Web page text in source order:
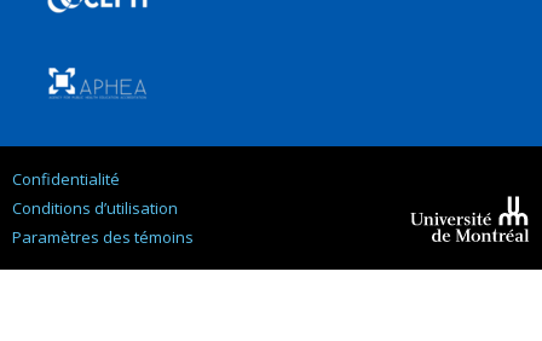
Confidentialité
Conditions d’utilisation
Paramètres des témoins
Montréal